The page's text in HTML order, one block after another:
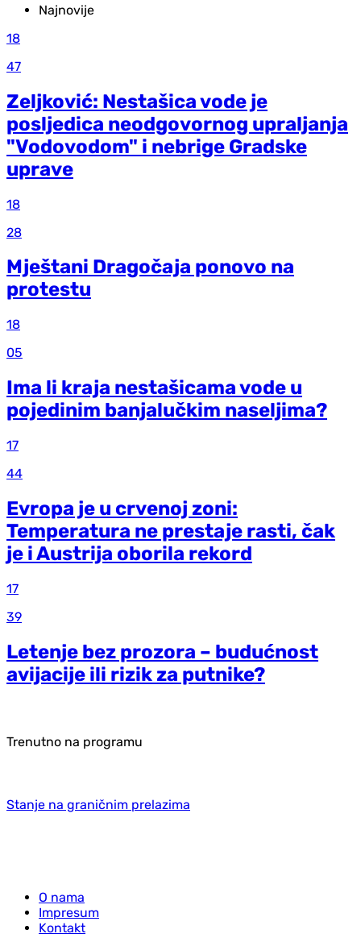
Najnovije
18
47
Zeljković: Nestašica vode je
posljedica neodgovornog upraljanja
"Vodovodom" i nebrige Gradske
uprave
18
28
Mještani Dragočaja ponovo na
protestu
18
05
Ima li kraja nestašicama vode u
pojedinim banjalučkim naseljima?
17
44
Evropa je u crvenoj zoni:
Temperatura ne prestaje rasti, čak
je i Austrija oborila rekord
17
39
Letenje bez prozora – budućnost
avijacije ili rizik za putnike?
Trenutno na programu
Stanje na graničnim prelazima
O nama
Impresum
Kontakt